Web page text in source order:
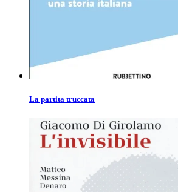
La partita truccata